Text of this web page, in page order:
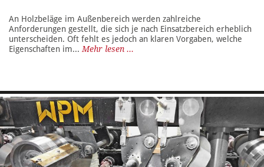
An Holzbeläge im Außenbereich werden zahlreiche
Anforderungen gestellt, die sich je nach Einsatzbereich erheblich
unterscheiden. Oft fehlt es jedoch an klaren Vorgaben, welche
Eigenschaften im... Mehr lesen ...